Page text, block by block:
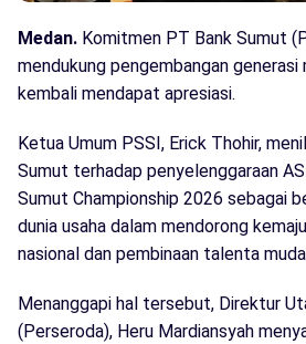
Medan. Komitmen PT Bank Sumut
mendukung pengembangan generasi
kembali mendapat apresiasi.
Ketua Umum PSSI, Erick Thohir,
Sumut terhadap penyelenggaraan
Sumut Championship 2026 sebagai
dunia usaha dalam mendorong
nasional dan pembinaan talenta
Menanggapi hal tersebut, Direktur
(Perseroda), Heru Mardiansyah